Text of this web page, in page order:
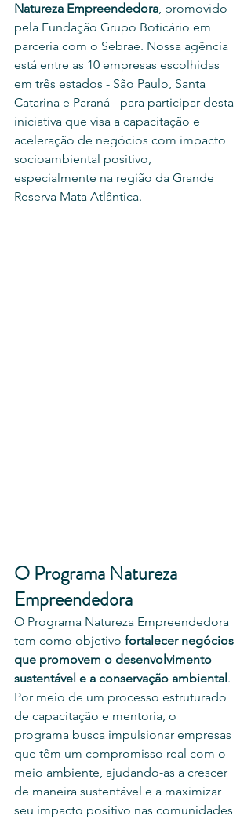
Natureza Empreendedora, promovido
pela Fundação Grupo Boticário em
parceria com o Sebrae. Nossa agência
está entre as 10 empresas escolhidas
em três estados - São Paulo, Santa
Catarina e Paraná - para participar desta
iniciativa que visa a capacitação e
aceleração de negócios com impacto
socioambiental positivo,
especialmente na região da Grande
Reserva Mata Atlântica.
O Programa Natureza
Empreendedora
O Programa Natureza Empreendedora
tem como objetivo fortalecer negócios
que promovem o desenvolvimento
sustentável e a conservação ambiental .
Por meio de um processo estruturado
de capacitação e mentoria, o
programa busca impulsionar empresas
que têm um compromisso real com o
meio ambiente, ajudando-as a crescer
de maneira sustentável e a maximizar
seu impacto positivo nas comunidades